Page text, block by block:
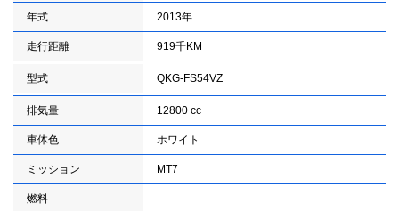
年式 2013年
走行距離 919千KM
型式 QKG-FS54VZ
排気量 12800 cc
車体色 ホワイト
ミッション MT7
燃料